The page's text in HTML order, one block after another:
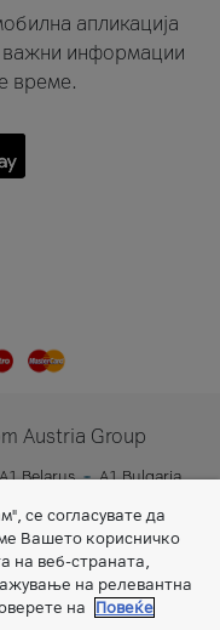
апликација
важни информации
време.
Austria Group
A1 Belarus
A1 Bulgaria
се согласувате да
Вашето корисничко
на веб-страната,
на релевантна
на
Повеќе